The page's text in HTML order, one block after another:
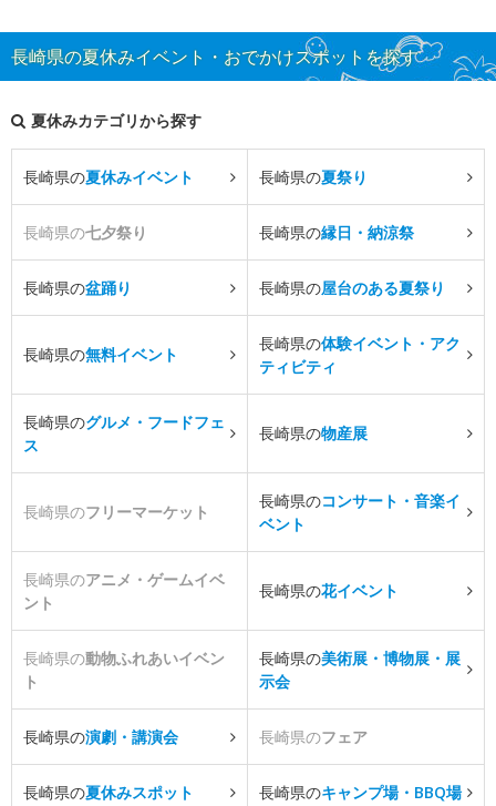
長崎県の夏休みイベント・おでかけスポットを探す
夏休みカテゴリから探す
長崎県の夏休みイベント 長崎県の夏祭り
長崎県の七夕祭り 長崎県の縁日・納涼祭
長崎県の盆踊り 長崎県の屋台のある夏祭り
長崎県の無料イベント
長崎県の体験イベント・アク
ティビティ
長崎県のグルメ・フードフェ
ス
長崎県の物産展
長崎県のフリーマーケット
長崎県のコンサート・音楽イ
ベント
長崎県のアニメ・ゲームイベ
ント
長崎県の花イベント
長崎県の動物ふれあいイベン
ト
長崎県の美術展・博物展・展
示会
長崎県の演劇・講演会 長崎県のフェア
長崎県の夏休みスポット 長崎県のキャンプ場・BBQ場